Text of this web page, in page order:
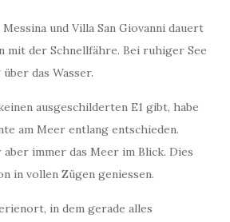
und Villa San Giovanni dauert
mit der Schnellfähre. Bei ruhiger See
das Wasser.
ausgeschilderten E1 gibt, habe
am Meer entlang entschieden.
immer das Meer im Blick. Dies
in vollen Zügen geniessen.
in dem gerade alles